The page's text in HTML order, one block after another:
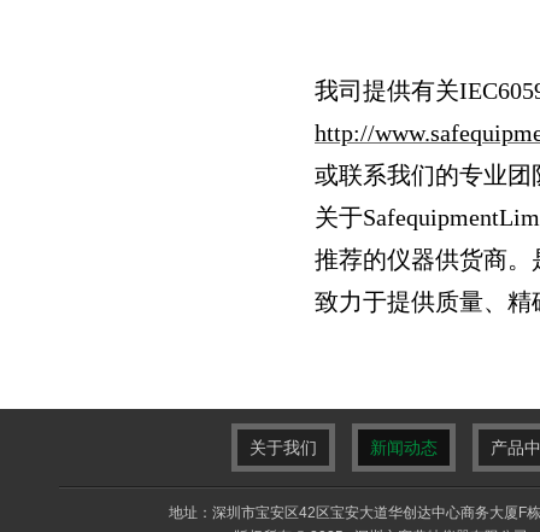
我司提供有关
http://
或联系我们的专业
关于
推荐的仪器供货商。
致力于提供质量、
关于我们 新闻动态 产品
地址：深圳市宝安区42区宝安大道华创达中心商务大